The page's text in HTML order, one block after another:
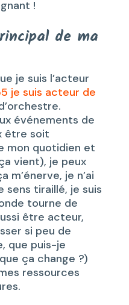
!
de ma
je suis l’acteur
je suis acteur de
événements de
être soit
mon quotidien et
vient), je peux
je n’ai
sens tiraillé, je suis
tourne de
être acteur,
si peu de
que puis-je
ça change ?)
ressources